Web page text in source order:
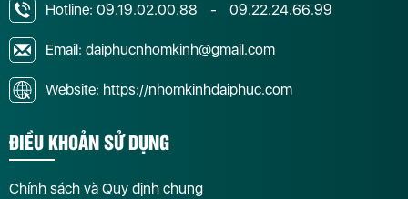
Hotline: 09.19.02.00.88 - 09.22.24.66.99
Email: daiphucnhomkinh@gmail.com
Website: https://nhomkinhdaiphuc.com
ĐIỀU KHOẢN SỬ DỤNG
Chính sách và Quy định chung